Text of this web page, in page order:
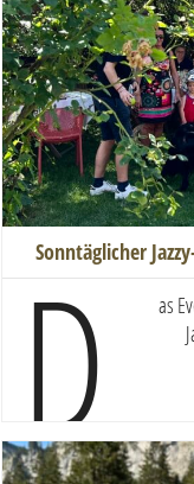
Sonntäglicher
D
as